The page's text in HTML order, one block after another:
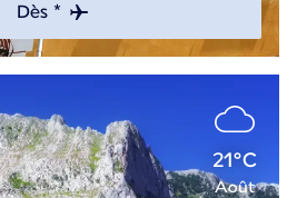
Dès *
21°C
Août